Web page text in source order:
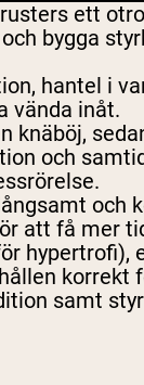
ett
bygga
hantel i
vända inåt.
knäböj,
och
och
att få mer
hypertrofi),
korrekt
samt